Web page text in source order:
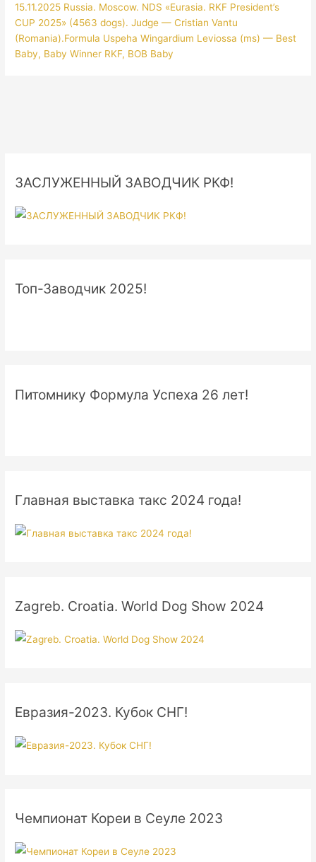
15.11.2025 Russia. Moscow. NDS «Eurasia. RKF President’s
CUP 2025» (4563 dogs). Judge — Cristian Vantu
(Romania).Formula Uspeha Wingardium Leviossa (ms) — Best
Baby, Baby Winner RKF, BOB Baby
ЗАСЛУЖЕННЫЙ ЗАВОДЧИК РКФ!
Топ-Заводчик 2025!
Питомнику Формула Успеха 26 лет!
Главная выставка такс 2024 года!
Zagreb. Croatia. World Dog Show 2024
Евразия-2023. Кубок СНГ!
Чемпионат Кореи в Сеуле 2023